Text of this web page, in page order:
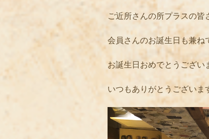
ご近所さんの所プラスの皆
会員さんのお誕生日も兼ね
お誕生日おめでとうござい
いつもありがとうございま